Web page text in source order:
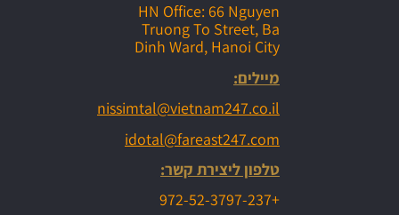
HN Office: 66 Nguyen
Truong To Street, Ba
Dinh Ward, Hanoi City
מיילים:
nissimtal@vietnam247.co.il
idotal@fareast247.com
טלפון ליצירת קשר:
+972-52-3797-237